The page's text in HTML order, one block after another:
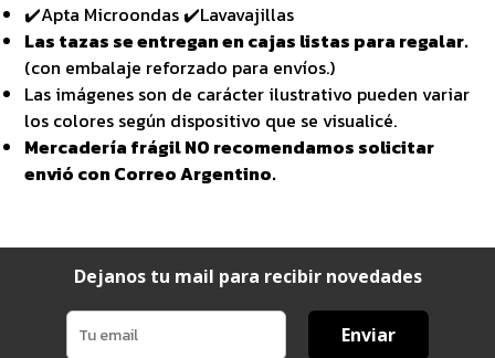
✔️Apta Microondas ✔️Lavavajillas
Las tazas se entregan en cajas listas para regalar.
(con embalaje reforzado para envíos.)
Las imágenes son de carácter ilustrativo pueden variar
los colores según dispositivo que se visualicé.
Mercadería frágil NO recomendamos solicitar
envió con Correo Argentino.
Dejanos tu mail para recibir novedades
Enviar